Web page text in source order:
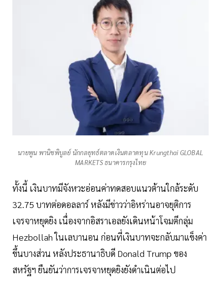
นายพูน พานิชพิบูลย์ นักกลยุทธ์ตลาดเงินตลาดทุน Krungthai GLOBAL
MARKETS ธนาคารกรุงไทย
ทั้งนี้ เงินบาทมีจังหวะอ่อนค่าทดสอบแนวต้านใกล้ระดับ
32.75 บาทต่อดอลลาร์ หลังมีข่าวว่าอิหร่านอาจยุติการ
เจรจาหยุดยิง เนื่องจากอิสราเอลยังเดินหน้าโจมตีกลุ่ม
Hezbollah ในเลบานอน ก่อนที่เงินบาทจะกลับมาแข็งค่า
ขึ้นบางส่วน หลังประธานาธิบดี Donald Trump ของ
สหรัฐฯ ยืนยันว่าการเจรจาหยุดยิงยังดำเนินต่อไป